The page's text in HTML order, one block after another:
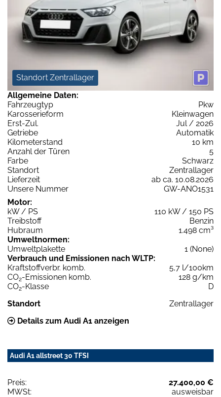
Standort Zentrallager
Allgemeine Daten:
Fahrzeugtyp
Pkw
Karosserieform
Kleinwagen
Erst-Zul.
Jul / 2026
Getriebe
Automatik
Kilometerstand
10 km
Anzahl der Türen
5
Farbe
Schwarz
Standort
Zentrallager
Lieferzeit
ab ca. 10.08.2026
Unsere Nummer
GW-ANO1531
Motor:
kW / PS
110 kW / 150 PS
Treibstoff
Benzin
Hubraum
1.498 cm³
Umweltnormen:
Umweltplakette
1 (None)
Verbrauch und Emissionen nach WLTP:
Kraftstoffverbr. komb.
5,7 l/100km
CO2-Emissionen komb.
128 g/km
CO2-Klasse
D
Standort
Zentrallager
Details zum Audi A1 anzeigen
Audi A1 allstreet 30 TFSI
Preis:
27.400,00 €
MWSt:
ausweisbar